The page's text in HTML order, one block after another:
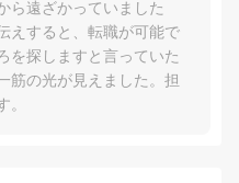
ら遠ざかっていました
えすると、転職が可能で
を探しますと言っていた
筋の光が見えました。担